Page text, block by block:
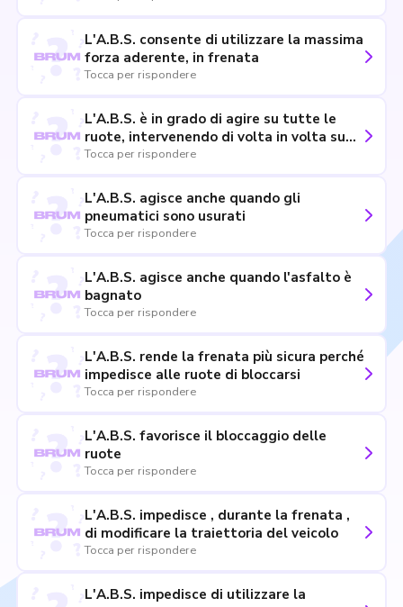
L'A.B.S. consente di utilizzare la massima
forza aderente, in frenata
Tocca per rispondere
L'A.B.S. è in grado di agire su tutte le
ruote, intervenendo di volta in volta su
quelle che stanno per bloccarsi durante
Tocca per rispondere
L'A.B.S. agisce anche quando gli
pneumatici sono usurati
Tocca per rispondere
L'A.B.S. agisce anche quando l'asfalto è
bagnato
Tocca per rispondere
L'A.B.S. rende la frenata più sicura perché
impedisce alle ruote di bloccarsi
Tocca per rispondere
L'A.B.S. favorisce il bloccaggio delle
ruote
Tocca per rispondere
L'A.B.S. impedisce , durante la frenata ,
di modificare la traiettoria del veicolo
Tocca per rispondere
L'A.B.S. impedisce di utilizzare la